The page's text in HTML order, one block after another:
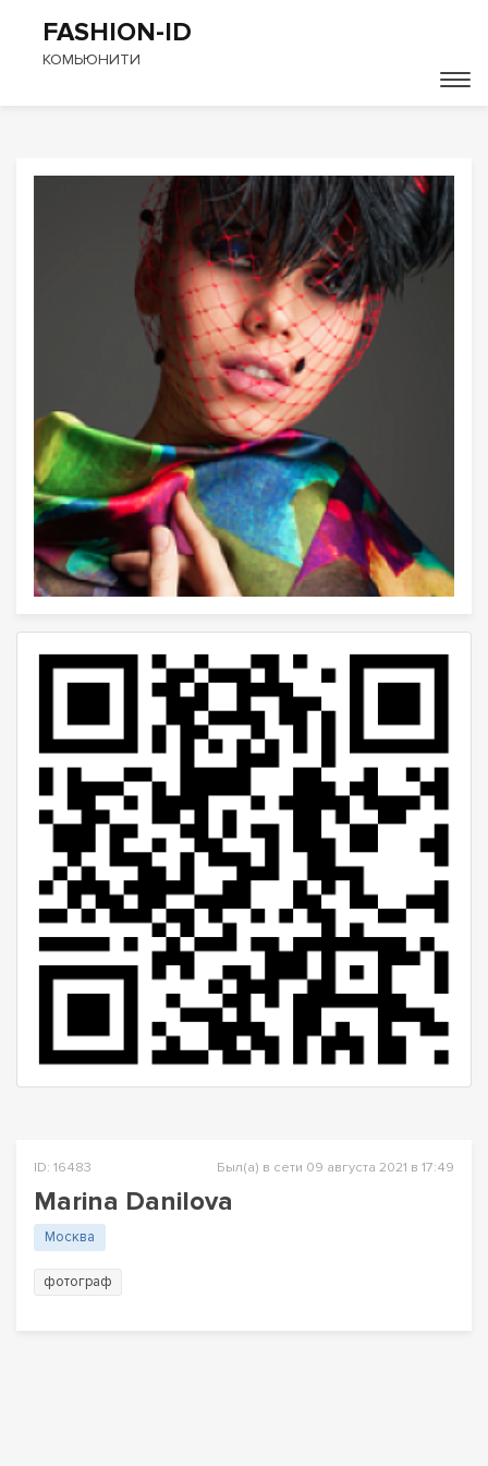
FASHION-ID
КОМЬЮНИТИ
ID: 16483 Был(а) в сети 09 августа 2021 в 17:49
Marina Danilova
Москва
фотограф